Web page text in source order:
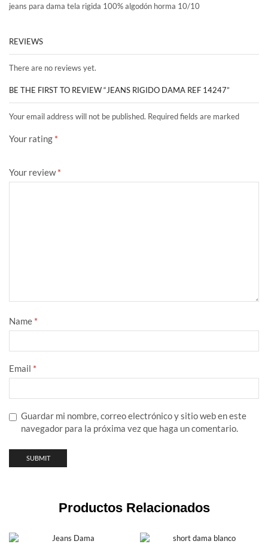
jeans para dama tela rigida 100% algodón horma 10/10
REVIEWS
There are no reviews yet.
BE THE FIRST TO REVIEW “JEANS RIGIDO DAMA REF 14247”
Your email address will not be published. Required fields are marked
Your rating *
Your review*
Name *
Email *
Guardar mi nombre, correo electrónico y sitio web en este
navegador para la próxima vez que haga un comentario.
Productos Relacionados